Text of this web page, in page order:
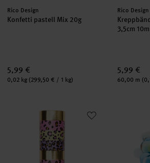
Hersteller:
Rico Design
Konfetti pastell Mix 20g
5,99 €
Inhalt:
0,02 kg (299,50 € / 1 kg)
Hersteller:
Rico Design
3,5cm
5,99 €
Inhalt:
60,00 m
Luftschlangen Acid Leo gold 3,8mKonfetti